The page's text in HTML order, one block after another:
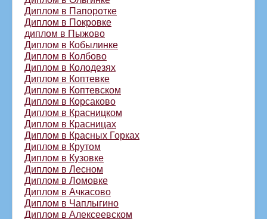
Диплом в Папоротке
Диплом в Покровке
диплом в Пыжово
Диплом в Кобылинке
Диплом в Колбово
Диплом в Колодезях
Диплом в Коптевке
Диплом в Коптевском
Диплом в Корсаково
Диплом в Красницком
Диплом в Красницах
Диплом в Красных Горках
Диплом в Крутом
Диплом в Кузовке
Диплом в Лесном
Диплом в Ломовке
Диплом в Ачкасово
Диплом в Чаплыгино
Диплом в Алексеевском